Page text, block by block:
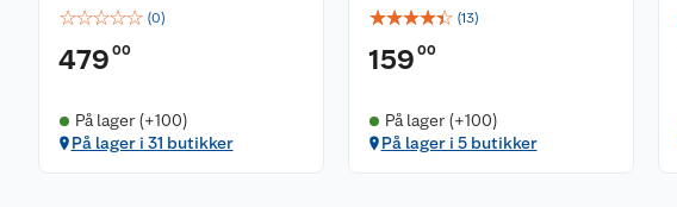
☆☆☆☆☆ (0)
479 00
På lager (+100)
På lager i 31 butikker
☆☆☆☆☆ (13)
159 00
På lager (+100)
På lager i 5 butikker